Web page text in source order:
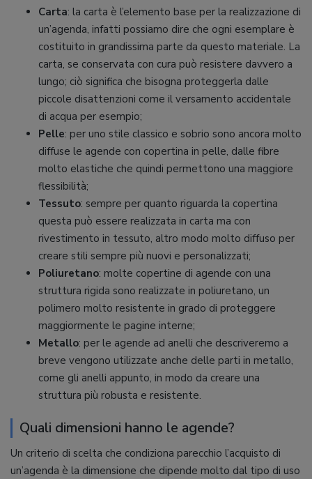
Carta: la carta è l’elemento base per la realizzazione di
un’agenda, infatti possiamo dire che ogni esemplare è
costituito in grandissima parte da questo materiale. La
carta, se conservata con cura può resistere davvero a
lungo; ciò significa che bisogna proteggerla dalle
piccole disattenzioni come il versamento accidentale
di acqua per esempio;
Pelle: per uno stile classico e sobrio sono ancora molto
diffuse le agende con copertina in pelle, dalle fibre
molto elastiche che quindi permettono una maggiore
flessibilità;
Tessuto: sempre per quanto riguarda la copertina
questa può essere realizzata in carta ma con
rivestimento in tessuto, altro modo molto diffuso per
creare stili sempre più nuovi e personalizzati;
Poliuretano: molte copertine di agende con una
struttura rigida sono realizzate in poliuretano, un
polimero molto resistente in grado di proteggere
maggiormente le pagine interne;
Metallo: per le agende ad anelli che descriveremo a
breve vengono utilizzate anche delle parti in metallo,
come gli anelli appunto, in modo da creare una
struttura più robusta e resistente.
Quali dimensioni hanno le agende?
Un criterio di scelta che condiziona parecchio l’acquisto di
un’agenda è la dimensione che dipende molto dal tipo di uso